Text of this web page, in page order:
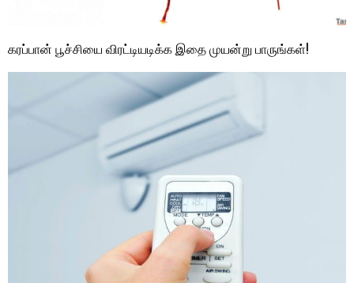
கரப்பான் பூச்சியை விரட்டியடிக்க இதை முயன்று பாருங்கள்!